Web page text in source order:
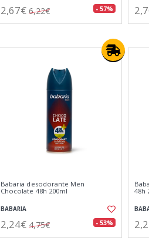
2,67€ 6,22€ - 57%
Babaria desodorante Men
Chocolate 48h 200ml
BABARIA
2,24€ 4,75€ - 53%
48h